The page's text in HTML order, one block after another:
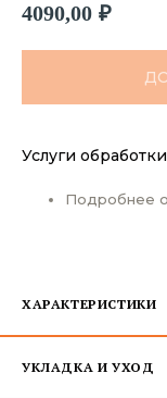
4090,00 ₽
Услуги
Подробнее
ХАРАКТЕРИСТИКИ
УКЛАДКА И УХОД